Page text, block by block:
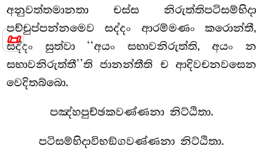
📜
අනුවත්තමානතා චස්ස නිරුත්තිපටිසම්භිදා
පච්චුප්පන්නමෙව සද්දං ආරම්මණං කරොන්තී,
සද්දං සුත්වා ‘‘අයං සභාවනිරුත්ති, අයං න
සභාවනිරුත්තී’’ති ජානන්තීති ච ආදිවචනවසෙන
වෙදිතබ්බො.
පඤ්හපුච්ඡකවණ්ණනා නිට්ඨිතා.
පටිසම්භිදාවිභඞ්ගවණ්ණනා නිට්ඨිතා.